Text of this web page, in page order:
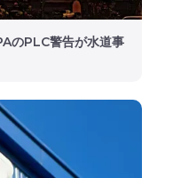
のPLC警告が水道事